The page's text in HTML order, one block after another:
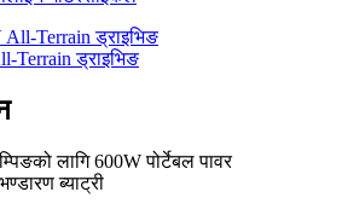
Terrain ड्राइभिङ